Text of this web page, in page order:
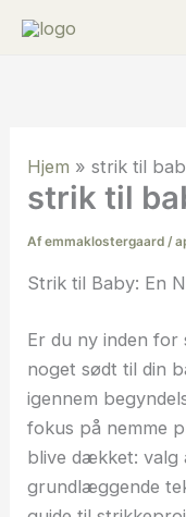
Hjem »strik til
strik til
Afemmaklostergaard /
Strik til Baby: En
Er du ny inden for
noget sødt til din
igennem
fokus på nemme
blive dækket: valg
grundlæggende